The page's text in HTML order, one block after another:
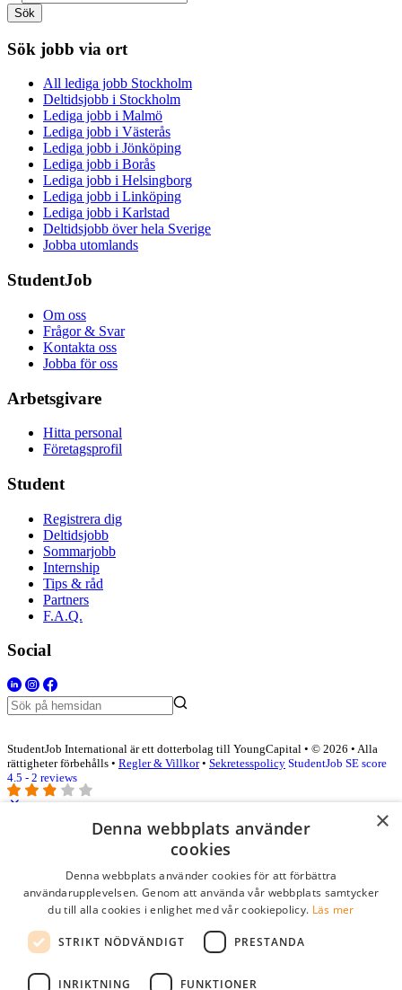
Sök
Sök jobb via ort
All lediga jobb Stockholm
Deltidsjobb i Stockholm
Lediga jobb i Malmö
Lediga jobb i Västerås
Lediga jobb i Jönköping
Lediga jobb i Borås
Lediga jobb i Helsingborg
Lediga jobb i Linköping
Lediga jobb i Karlstad
Deltidsjobb över hela Sverige
Jobba utomlands
StudentJob
Om oss
Frågor & Svar
Kontakta oss
Jobba för oss
Arbetsgivare
Hitta personal
Företagsprofil
Student
Registrera dig
Deltidsjobb
Sommarjobb
Internship
Tips & råd
Partners
F.A.Q.
Social
StudentJob International är ett dotterbolag till YoungCapital • © 2026 • Alla
rättigheter förbehålls • Regler & Villkor• Sekretesspolicy StudentJob SE score
4.5 - 2 reviews
Logga in som företag
Lösenord
kom ihåg mig
logga in
×
Denna webbplats använder
cookies
Denna webbplats använder cookies för att förbättra
användarupplevelsen. Genom att använda vår webbplats samtycker
du till alla cookies i enlighet med vår cookiepolicy. Läs mer
STRIKT NÖDVÄNDIGT PRESTANDA
INRIKTNING FUNKTIONER